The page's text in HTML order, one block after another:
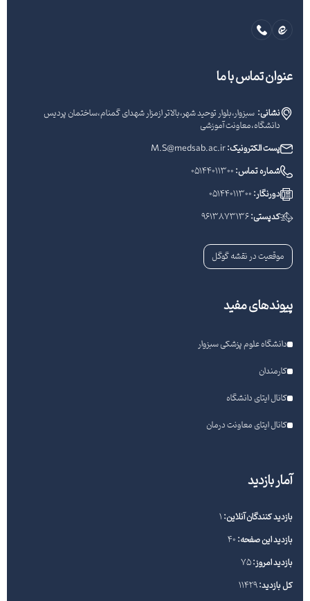
عنوان تماس با ما
نشانی:سبزوار،بلوار توحید شهر،بالاتر ازمزار شهدای گمنام،ساختمان پردیس
دانشگاه،معاونت آموزشی
پست الکترونیک:M.S@medsab.ac.ir
شماره تماس:05144011300
دورنگار:05144011300
کدپستی:9613873136
موقعیت در نقشه گوگل
پیوندهای مفید
دانشگاه علوم پزشکی سبزوار
کارمندان
کانال ایتای دانشگاه
کانال ایتای معاونت درمان
آمار بازدید
بازدید کنندگان آنلاین:1
بازدید این صفحه:40
بازدید امروز:75
کل بازدید:11429